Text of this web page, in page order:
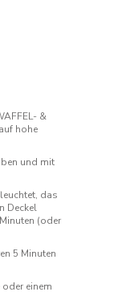
&
hohe
und mit
das
Deckel
(oder
5 Minuten
einem